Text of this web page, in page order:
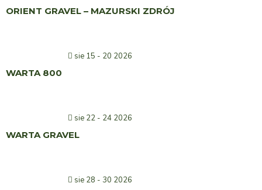
ORIENT GRAVEL – MAZURSKI ZDRÓJ
sie 15 - 20 2026
WARTA 800
sie 22 - 24 2026
WARTA GRAVEL
sie 28 - 30 2026